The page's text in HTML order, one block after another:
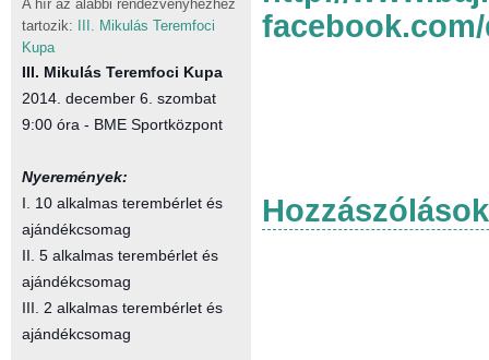
A hír az alábbi rendezvényhezhez
tartozik:
III. Mikulás Teremfoci
Kupa
III. Mikulás Teremfoci Kupa
2014. december 6. szombat
9:00 óra - BME Sportközpont
Nyeremények:
I. 10 alkalmas terembérlet és
ajándékcsomag
II. 5 alkalmas terembérlet és
ajándékcsomag
III. 2 alkalmas terembérlet és
ajándékcsomag
Hozzászólások